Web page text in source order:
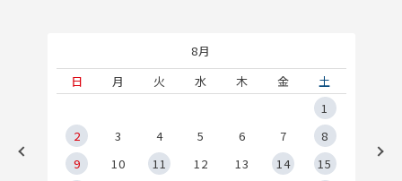
8月
日
月 火 水 木 金
土
1
2
3 4 5 6 7
8
9
10 11 12 13 14
15